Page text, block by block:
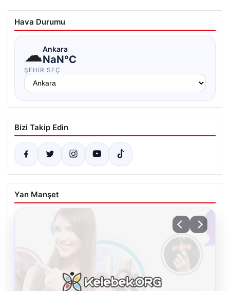
Hava Durumu
☁Ankara
NaN°C
ŞEHIR SEÇ
Bizi Takip Edin
Yan Manşet